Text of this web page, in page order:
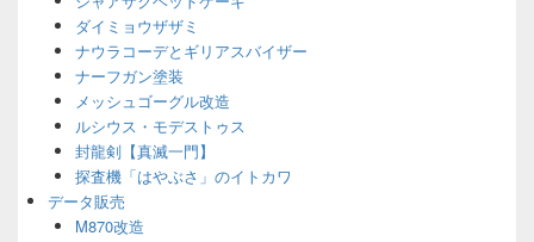
ダイミョウザザミ
ナウラコーデとギリアスバイザー
ナーフガン塗装
メッシュゴーグル改造
ルシウス・モデストゥス
封龍剣【真滅一門】
探査機「はやぶさ」のイトカワ
データ販売
M870改造